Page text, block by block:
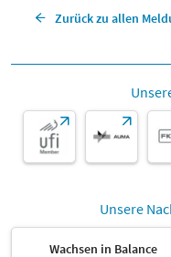
Zurück zu allen
Unsere
Wachsen in Balance